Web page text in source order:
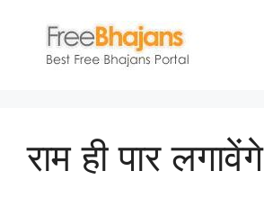
content
राम ही पार लगावेंगे